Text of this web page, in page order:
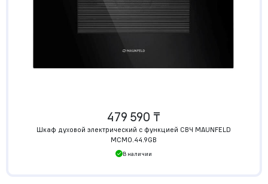
479 590 ₸
Шкаф духовой электрический с функцией СВЧ MAUNFELD
MCMO.44.9GB
В наличии